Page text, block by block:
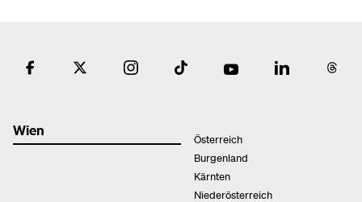
Wien
Österreich
Burgenland
Kärnten
Niederösterreich